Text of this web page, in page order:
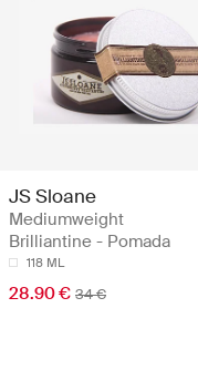
JS Sloane
Mediumweight
Brilliantine - Pomada
118 ML
28.90 € 34 €